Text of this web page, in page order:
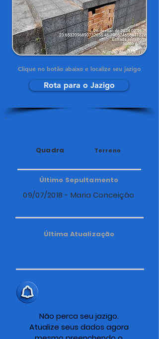
Clique no botão abaixo e localize seu jazigo
Rota para o Jazigo
Quadra Terreno
Último Sepultamento
09/07/2018 - Maria Conceição
Última Atualização
Não perca seu jazigo.
Atualize seus dados agora